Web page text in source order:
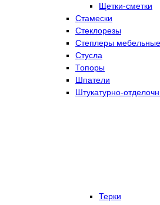
Щетки-сметки
Стамески
Стеклорезы
Степлеры мебельные
Стусла
Топоры
Шпатели
Штукатурно-
Терки